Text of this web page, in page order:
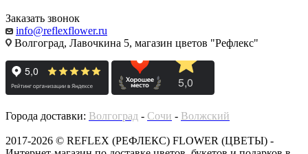
Заказать звонок
info@reflexflower.ru
Волгоград, Лавочкина 5, магазин цветов "Рефлекс"
Города доставки: Волгоград - Сочи - Волжский
2017-2026 © REFLEX (РЕФЛЕКС) FLOWER (ЦВЕТЫ) -